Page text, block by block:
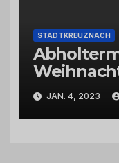
STADTKREUZNACH
Kernstadt
Stadtteilen
JAN. 4, 2023